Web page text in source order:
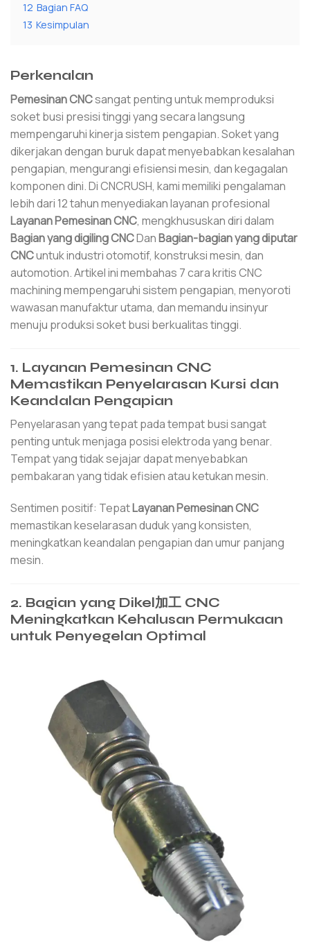
12 Bagian FAQ
13 Kesimpulan
Perkenalan
Pemesinan CNCsangat penting untuk memproduksi
soket busi presisi tinggi yang secara langsung
mempengaruhi kinerja sistem pengapian. Soket yang
dikerjakan dengan buruk dapat menyebabkan kesalahan
pengapian, mengurangi efisiensi mesin, dan kegagalan
komponen dini. Di CNCRUSH, kami memiliki pengalaman
lebih dari 12 tahun menyediakan layanan profesional
Layanan Pemesinan CNC, mengkhususkan diri dalam
Bagian yang digiling CNCDanBagian-bagian yang diputar
CNCuntuk industri otomotif, konstruksi mesin, dan
automotion. Artikel ini membahas 7 cara kritis CNC
machining mempengaruhi sistem pengapian, menyoroti
wawasan manufaktur utama, dan memandu insinyur
menuju produksi soket busi berkualitas tinggi.
1. Layanan Pemesinan CNC
Memastikan Penyelarasan Kursi dan
Keandalan Pengapian
Penyelarasan yang tepat pada tempat busi sangat
penting untuk menjaga posisi elektroda yang benar.
Tempat yang tidak sejajar dapat menyebabkan
pembakaran yang tidak efisien atau ketukan mesin.
Sentimen positif: TepatLayanan Pemesinan CNC
memastikan keselarasan duduk yang konsisten,
meningkatkan keandalan pengapian dan umur panjang
mesin.
2. Bagian yang Dikel加工 CNC
Meningkatkan Kehalusan Permukaan
untuk Penyegelan Optimal